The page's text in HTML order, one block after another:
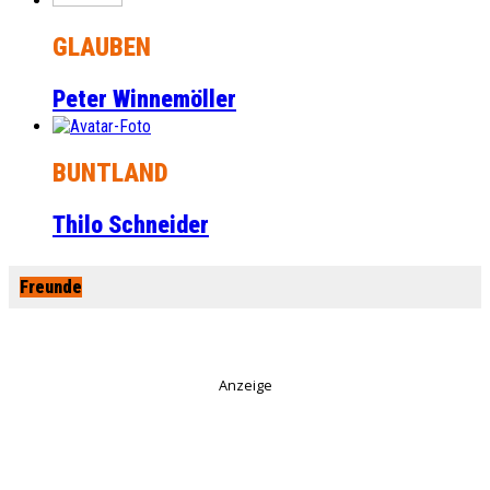
GLAUBEN
Peter Winnemöller
BUNTLAND
Thilo Schneider
Freunde
Anzeige